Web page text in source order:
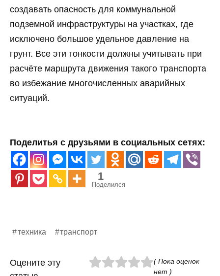
создавать опасность для коммунальной
подземной инфраструктуры на участках, где
исключено большое удельное давление на
грунт. Все эти тонкости должны учитывать при
расчёте маршрута движения такого транспорта
во избежание многочисленных аварийных
ситуаций.
Поделитья с друзьями в социальных сетях:
1
Поделился
техника транспорт
Оцените эту
( Пока оценок
нет )